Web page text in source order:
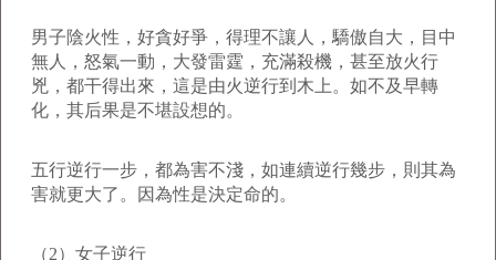
男子陰火性，好貪好爭，得理不讓人，驕傲自大，目中
無人，怒氣一動，大發雷霆，充滿殺機，甚至放火行
兇，都干得出來，這是由火逆行到木上。如不及早轉
化，其后果是不堪設想的。
五行逆行一步，都為害不淺，如連續逆行幾步，則其為
害就更大了。因為性是決定命的。
（2）女子逆行